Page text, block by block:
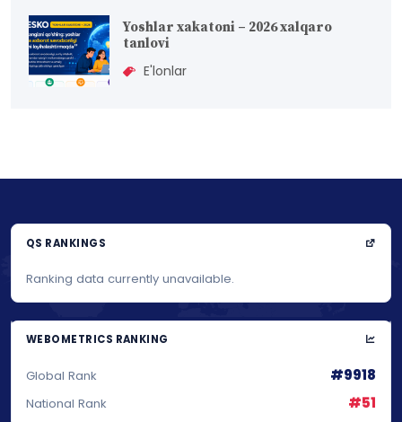
Yoshlar xakatoni – 2026 xalqaro
tanlovi
E'lonlar
QS RANKINGS
Ranking data currently unavailable.
WEBOMETRICS RANKING
Global Rank #9918
National Rank #51